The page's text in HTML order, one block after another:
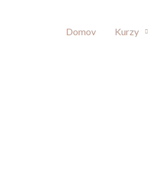
Domov Kurzy